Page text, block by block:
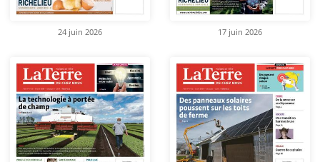
24 juin 2026 17 juin 2026